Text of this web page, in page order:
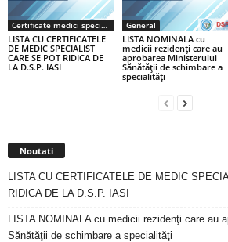
Certificate medici specialiști / primari
LISTA CU CERTIFICATELE
DE MEDIC SPECIALIST
CARE SE POT RIDICA DE
LA D.S.P. IASI
General
LISTA NOMINALA cu
medicii rezidenţi care au
aprobarea Ministerului
Sănătăţii de schimbare a
specialităţi
Noutati
LISTA CU CERTIFICATELE DE MEDIC
RIDICA DE LA D.S.P. IASI
LISTA NOMINALA cu medicii rezidenţi care au
Sănătăţii de schimbare a specialităţi